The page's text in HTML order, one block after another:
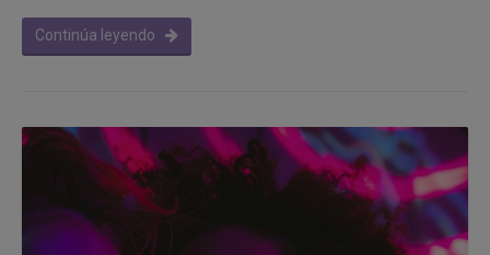
Continúa leyendo